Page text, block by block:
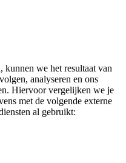
kunnen we het resultaat van
analyseren en ons
Hiervoor vergelijken we je
met de volgende externe
al gebruikt: